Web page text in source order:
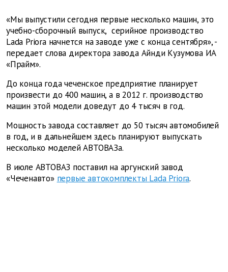
«Мы выпустили сегодня первые несколько машин, это
учебно-сборочный выпуск, серийное производство
Lada Priora начнется на заводе уже с конца сентября», -
передает слова директора завода Айнди Кузумова ИА
«Прайм».
До конца года чеченское предприятие планирует
произвести до 400 машин, а в 2012 г. производство
машин этой модели доведут до 4 тысяч в год.
Мощность завода составляет до 50 тысяч автомобилей
в год, и в дальнейшем здесь планируют выпускать
несколько моделей АВТОВАЗа.
В июле АВТОВАЗ поставил на аргунский завод
«Чеченавто» первые автокомплекты Lada Priora.